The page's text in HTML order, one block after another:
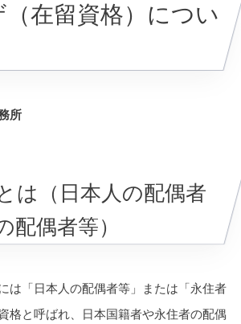
在留資格）につい
所
は（日本人の配偶者
配偶者等）
は「日本人の配偶者等」または「永住者
格と呼ばれ、日本国籍者や永住者の配偶